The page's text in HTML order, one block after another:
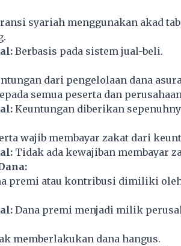
syariah menggunakan akad
Berbasis pada sistem jual-beli.
dari pengelolaan dana
semua peserta dan
Keuntungan diberikan
wajib membayar zakat dari
Tidak ada kewajiban membayar
premi atau kontribusi dimiliki
Dana premi menjadi milik
memberlakukan dana hangus.